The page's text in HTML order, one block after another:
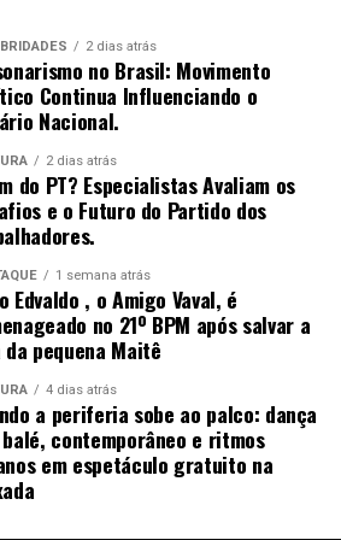
Arder a Chama”
a Rede Mulher
contribuir para que mais
e negociar o próprio valor,
sólidas e independentes”,
Mirella Franco Melo é graduada
e construiu carreira sólida na
onde liderou áreas de qualidade,
organizacional. Como
sucesso a expansão de seu
atua como conselheira
sempre nas atividades
, e deixando sempre portas
para o Empresário.
esteve com o diretor
prometeu uma loja física e
da Light na Ilha do Governador.
Light deu o prazo de 90 a 100
2 dias atrás
no Brasil: Movimento
Continua Influenciando o
Nacional.
2 dias atrás
do PT? Especialistas Avaliam os
e o Futuro do Partido dos
1 semana atrás
Edvaldo , o Amigo Vaval, é
no 21º BPM após salvar a
da pequena Maitê
4 dias atrás
a periferia sobe ao palco: dança
contemporâneo e ritmos
em espetáculo gratuito na